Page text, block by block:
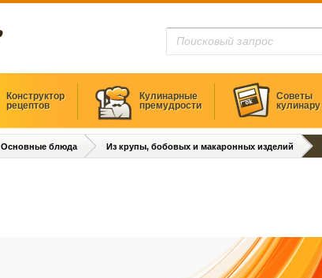
Конструктор
рецептов
Кулинарные
премудрости
Советы
кулинару
Основные блюда Из крупы, бобовых и макаронных изделий